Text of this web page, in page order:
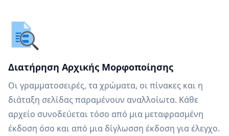
Διατήρηση Αρχικής Μορφοποίησης
Οι γραμματοσειρές, τα χρώματα, οι πίνακες και η
διάταξη σελίδας παραμένουν αναλλοίωτα. Κάθε
αρχείο συνοδεύεται τόσο από μια μεταφρασμένη
έκδοση όσο και από μια δίγλωσση έκδοση για έλεγχο.